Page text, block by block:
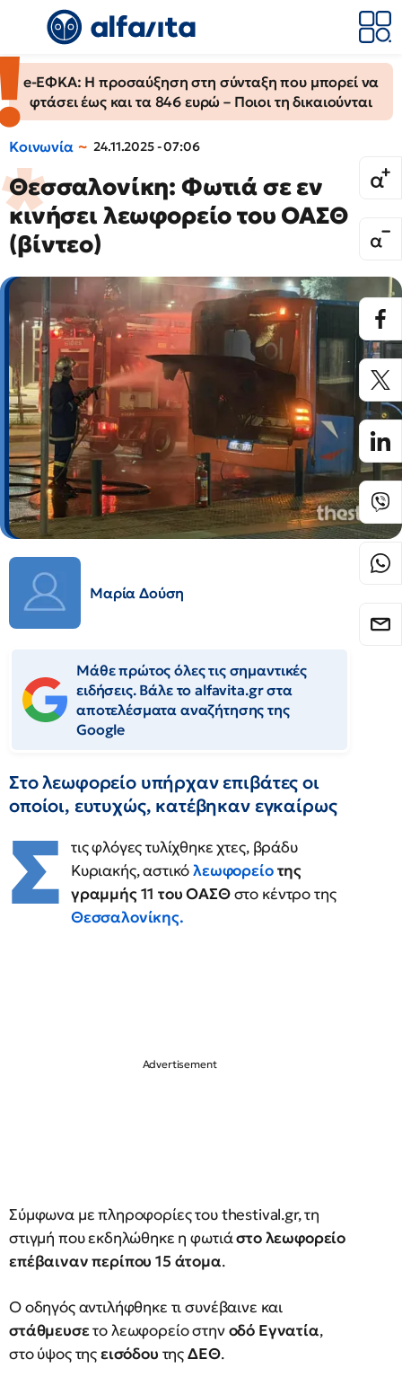
e-ΕΦΚΑ: Η προσαύξηση στη σύνταξη που μπορεί να
φτάσει έως και τα 846 ευρώ – Ποιοι τη δικαιούνται
Κοινωνία 24.11.2025 - 07:06
Θεσσαλονίκη: Φωτιά σε εν
κινήσει λεωφορείο του ΟΑΣΘ
(βίντεο)
Μαρία Δούση
Μάθε πρώτος όλες τις σημαντικές
ειδήσεις. Βάλε το alfavita.gr στα
αποτελέσματα αναζήτησης της
Google
Στο λεωφορείο υπήρχαν επιβάτες οι
οποίοι, ευτυχώς, κατέβηκαν εγκαίρως
Σ τις φλόγες τυλίχθηκε χτες, βράδυ
Κυριακής, αστικόλεωφορείοτης
γραμμής 11 του ΟΑΣΘστο κέντρο της
Θεσσαλονίκης.
Σύμφωνα με πληροφορίες του thestival.gr, τη
στιγμή που εκδηλώθηκε η φωτιάστο λεωφορείο
επέβαιναν περίπου 15 άτομα.
Ο οδηγός αντιλήφθηκε τι συνέβαινε και
στάθμευσετο λεωφορείο στηνοδό Εγνατία,
στο ύψος τηςεισόδου τηςΔΕΘ.